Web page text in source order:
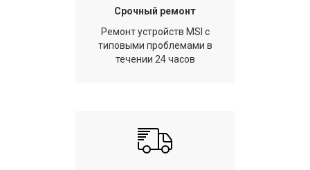
Срочный ремонт
Ремонт устройств MSI с
типовыми проблемами в
течении 24 часов